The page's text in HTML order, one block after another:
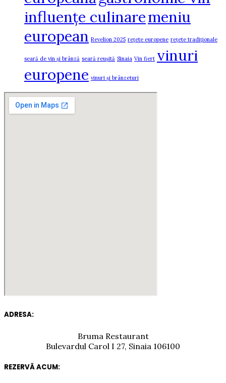
influențe culinaremeniu
european Revelion 2025 rețete europene rețete tradiționale
seară de vin și brânză seară reușită Sinaia Vin fiert vinuri
europene vinuri și brânzeturi
ADRESA:
Bruma Restaurant
Bulevardul Carol I 27, Sinaia 106100
REZERVĂ ACUM: